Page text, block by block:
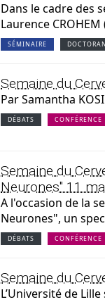
Dans le cadre des
Laurence
SÉMINAIRE
Semaine du
Par Samantha
DÉBATS CONFÉRENCE
Semaine du
Neurones" 11
A l'occasion de la
Neurones", un
DÉBATS CONFÉRENCE
Semaine du
L’Université de